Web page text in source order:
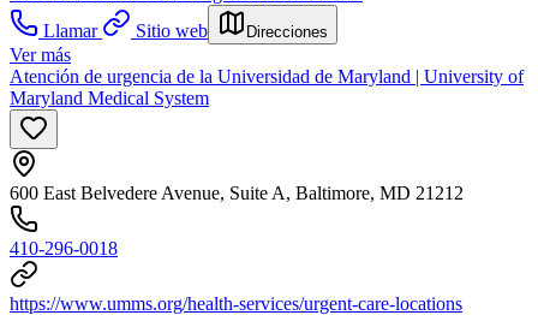
Llamar
Sitio web Direcciones
Ver más
Atención de urgencia de la Universidad de Maryland | University of
Maryland Medical System
600 East Belvedere Avenue, Suite A, Baltimore, MD 21212
410-296-0018
https://www.umms.org/health-services/urgent-care-locations